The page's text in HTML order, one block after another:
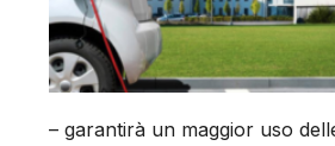
– garantirà un maggior uso